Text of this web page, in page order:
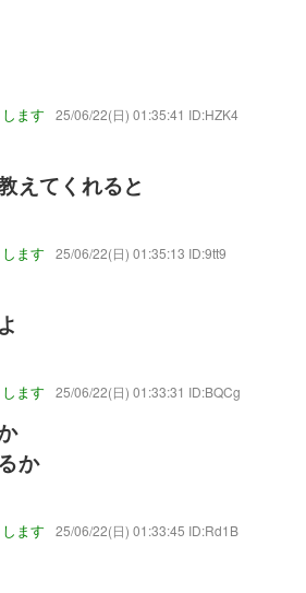
ます 25/06/22(日) 01:35:41 ID:HZK4
えてくれると
ます 25/06/22(日) 01:35:13 ID:9tt9
ます 25/06/22(日) 01:33:31 ID:BQCg
か
ます 25/06/22(日) 01:33:45 ID:Rd1B